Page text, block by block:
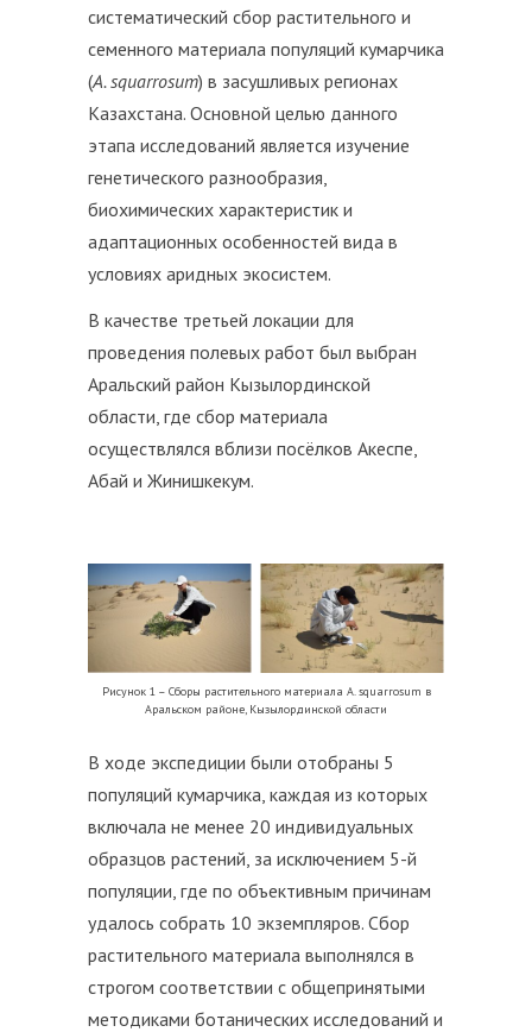
систематический сбор растительного и
семенного материала популяций кумарчика
(A. squarrosum) в засушливых регионах
Казахстана. Основной целью данного
этапа исследований является изучение
генетического разнообразия,
биохимических характеристик и
адаптационных особенностей вида в
условиях аридных экосистем.
В качестве третьей локации для
проведения полевых работ был выбран
Аральский район Кызылординской
области, где сбор материала
осуществлялся вблизи посёлков Акеспе,
Абай и Жинишкекум.
Рисунок 1 – Сборы растительного материала A. squarrosum в
Аральском районе, Кызылординской области
В ходе экспедиции были отобраны 5
популяций кумарчика, каждая из которых
включала не менее 20 индивидуальных
образцов растений, за исключением 5-й
популяции, где по объективным причинам
удалось собрать 10 экземпляров. Сбор
растительного материала выполнялся в
строгом соответствии с общепринятыми
методиками ботанических исследований и